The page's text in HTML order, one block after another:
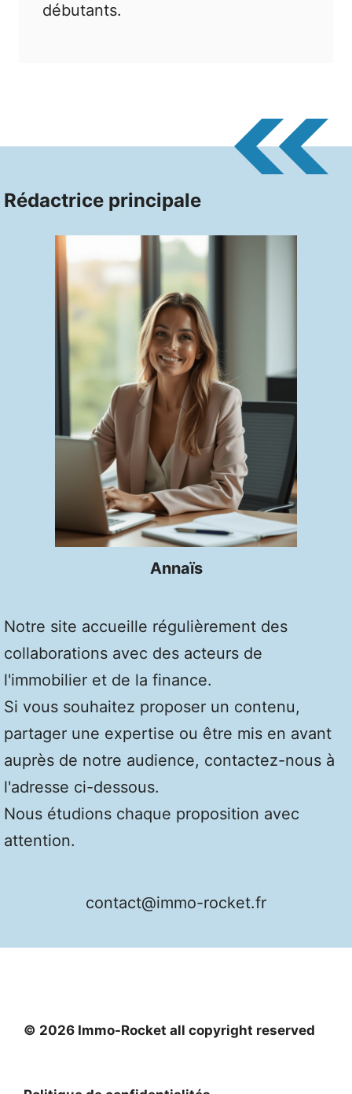
débutants.
Rédactrice principale
Annaïs
Notre site accueille régulièrement des
collaborations avec des acteurs de
l'immobilier et de la finance.
Si vous souhaitez proposer un contenu,
partager une expertise ou être mis en avant
auprès de notre audience, contactez-nous à
l'adresse ci-dessous.
Nous étudions chaque proposition avec
attention.
contact@immo-rocket.fr
© 2026 Immo-Rocket all copyright reserved